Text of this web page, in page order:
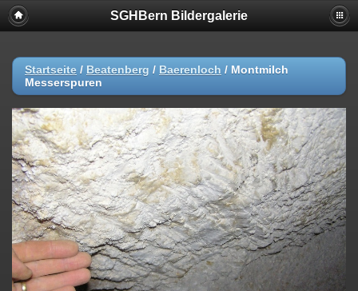
SGHBern Bildergalerie
Startseite / Beatenberg / Baerenloch / Montmilch
Messerspuren